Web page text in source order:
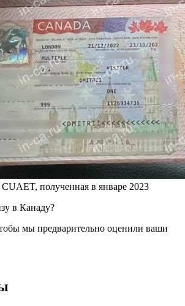
полученная в январе 2023
в Канаду?
мы предварительно оценили ваши